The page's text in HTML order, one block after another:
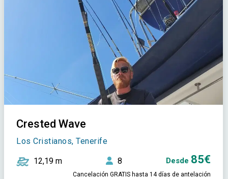
Crested Wave
Los Cristianos, Tenerife
12,19 m 8 Desde 85€
Cancelación GRATIS hasta 14 días de antelación